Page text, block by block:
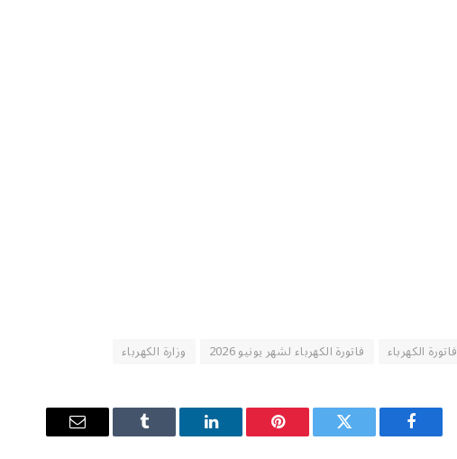
فاتورة الكهرباء فاتورة الكهرباء لشهر يونيو 2026 وزارة الكهرباء
فيسبوك تويتر بينتيريستلينكدإن Tumblr
البريد